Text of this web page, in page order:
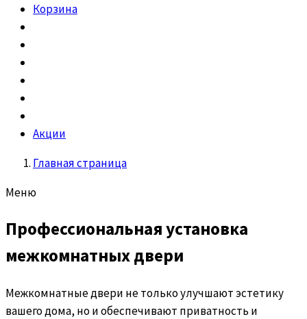
Корзина
Акции
Главная страница
Меню
Профессиональная установка
межкомнатных двери
Межкомнатные двери не только улучшают эстетику
вашего дома, но и обеспечивают приватность и